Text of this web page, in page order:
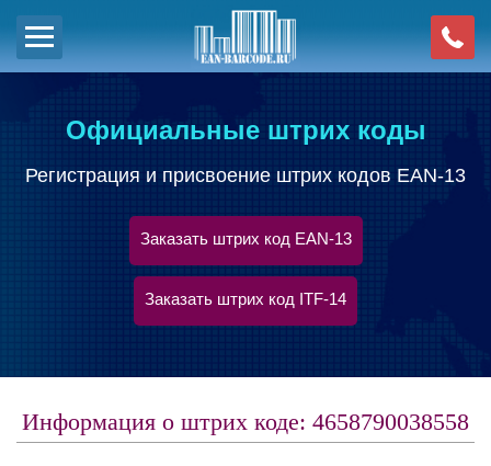
Официальные штрих коды
Регистрация и присвоение штрих кодов EAN-13
Заказать штрих код EAN-13
Заказать штрих код ITF-14
Информация о штрих коде: 4658790038558